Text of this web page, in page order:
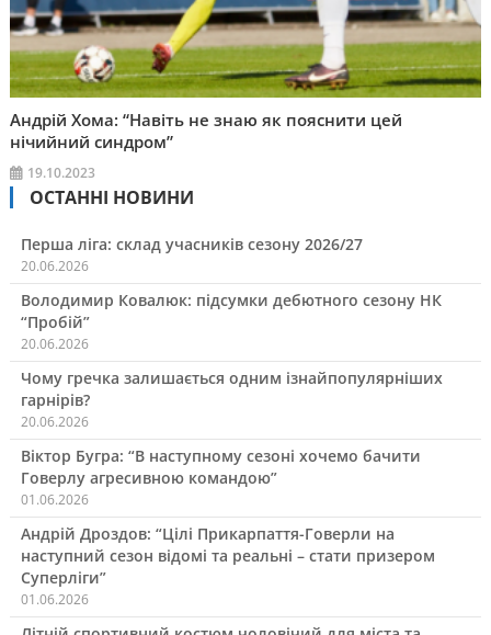
Андрій Хома: “Навіть не знаю як пояснити цей
нічийний синдром”
19.10.2023
ОСТАННІ НОВИНИ
Перша ліга: склад учасників сезону 2026/27
20.06.2026
Володимир Ковалюк: підсумки дебютного сезону НК
“Пробій”
20.06.2026
Чому гречка залишається одним ізнайпопулярніших
гарнірів?
20.06.2026
Віктор Бугра: “В наступному сезоні хочемо бачити
Говерлу агресивною командою”
01.06.2026
Андрій Дроздов: “Цілі Прикарпаття-Говерли на
наступний сезон відомі та реальні – стати призером
Суперліги”
01.06.2026